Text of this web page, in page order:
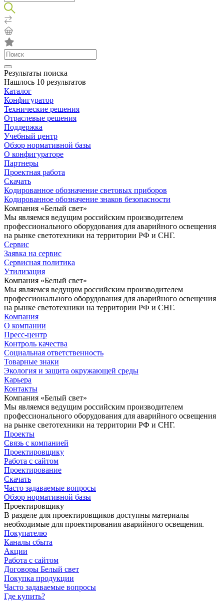
Результаты поиска
Нашлось 10 результатов
Каталог
Конфигуратор
Технические решения
Отраслевые решения
Поддержка
Учебный центр
Обзор нормативной базы
О конфигураторе
Партнеры
Проектная работа
Скачать
Кодированное обозначение световых приборов
Кодированное обозначение знаков безопасности
Компания «Белый свет»
Мы являемся ведущим российским производителем
профессионального оборудования для аварийного освещения
на рынке светотехники на территории РФ и СНГ.
Сервис
Заявка на сервис
Сервисная политика
Утилизация
Компания «Белый свет»
Мы являемся ведущим российским производителем
профессионального оборудования для аварийного освещения
на рынке светотехники на территории РФ и СНГ.
Компания
О компании
Пресс-центр
Контроль качества
Социальная ответственность
Товарные знаки
Экология и защита окружающей среды
Карьера
Контакты
Компания «Белый свет»
Мы являемся ведущим российским производителем
профессионального оборудования для аварийного освещения
на рынке светотехники на территории РФ и СНГ.
Проекты
Связь с компанией
Проектировщику
Работа с сайтом
Проектирование
Скачать
Часто задаваемые вопросы
Обзор нормативной базы
Проектировщику
В разделе для проектировщиков доступны материалы
необходимые для проектирования аварийного освещения.
Покупателю
Каналы сбыта
Акции
Работа с сайтом
Договоры Белый свет
Покупка продукции
Часто задаваемые вопросы
Где купить?